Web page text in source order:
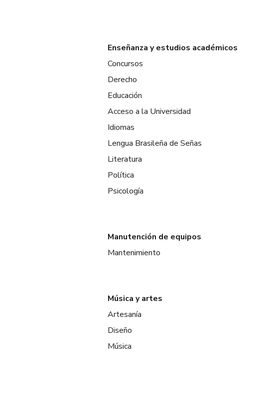
Enseñanza y estudios académicos
Concursos
Derecho
Educación
Acceso a la Universidad
Idiomas
Lengua Brasileña de Señas
Literatura
Política
Psicología
Manutención de equipos
Mantenimiento
Música y artes
Artesanía
Diseño
Música